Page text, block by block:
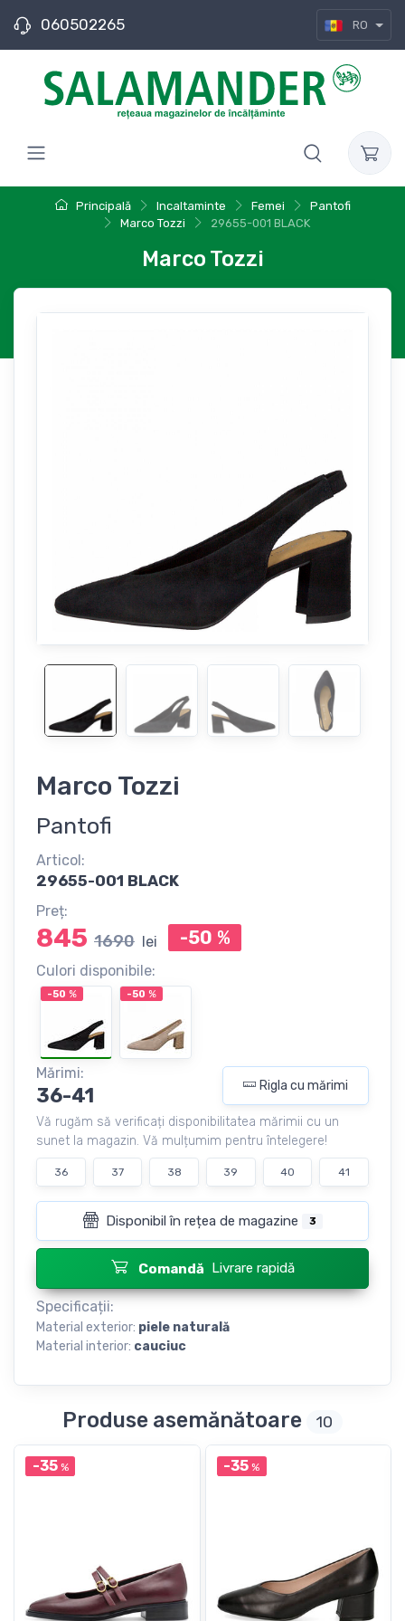
060502265 RO
Principală Incaltaminte Femei
Pantofi
Marco Tozzi
29655-001 BLACK
Marco Tozzi
Marco Tozzi
Pantofi
Articol:
29655-001 BLACK
Preț:
845 1690 lei -50 %
Culori disponibile:
-50 % -50 %
Mărimi:
36-41 Rigla cu mărimi
Vă rugăm să verificați disponibilitatea mărimii cu un
sunet la magazin. Vă mulțumim pentru întelegere!
36 37 38 39 40 41
Disponibil în rețea de magazine 3
Comandă Livrare rapidă
Specificații:
Material exterior: piele naturală
Material interior: cauciuc
Produse asemănătoare 10
-35% -35 %